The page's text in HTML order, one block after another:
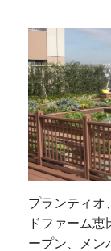
プランティオ
ドファーム恵
ープン、メン